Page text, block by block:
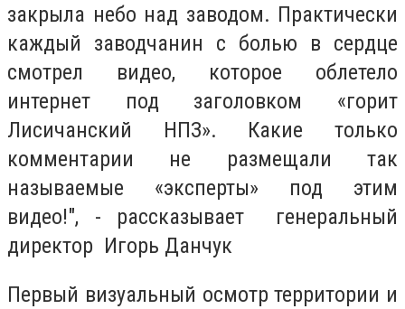
закрыла небо над заводом. Практически
каждый заводчанин с болью в сердце
смотрел видео, которое облетело
интернет под заголовком «горит
Лисичанский НПЗ». Какие только
комментарии не размещали так
называемые «эксперты» под этим
видео!", - рассказывает генеральный
директор Игорь Данчук
Первый визуальный осмотр территории и